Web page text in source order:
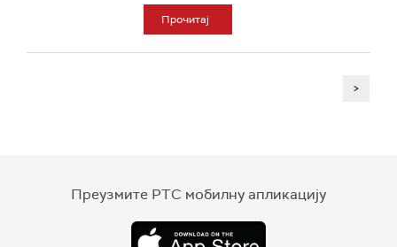
Прочитај
>
Преузмите РТС мобилну апликацију